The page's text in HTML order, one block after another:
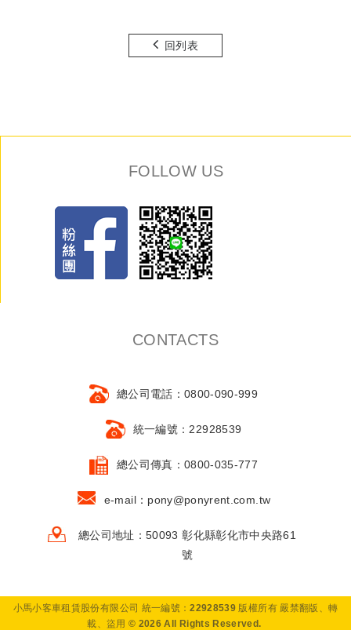
回列表
FOLLOW US
CONTACTS
總公司電話：0800-090-999
統一編號：22928539
總公司傳真：0800-035-777
e-mail：pony@ponyrent.com.tw
總公司地址：50093 彰化縣彰化市中央路61
號
小馬小客車租賃股份有限公司 統一編號：22928539 版權所有 嚴禁翻版、轉
載、盜用 © 2026 All Rights Reserved.